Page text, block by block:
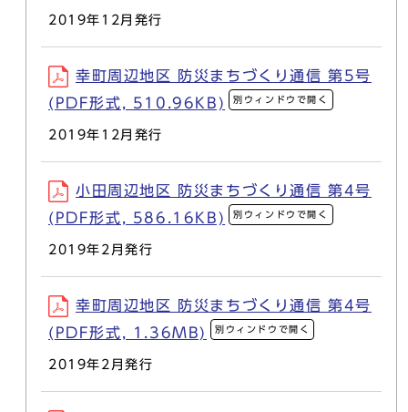
2019年12月発行
幸町周辺地区 防災まちづくり通信 第5号
(PDF形式, 510.96KB)
別ウィンドウで開く
2019年12月発行
小田周辺地区 防災まちづくり通信 第4号
(PDF形式, 586.16KB)
別ウィンドウで開く
2019年2月発行
幸町周辺地区 防災まちづくり通信 第4号
(PDF形式, 1.36MB)
別ウィンドウで開く
2019年2月発行